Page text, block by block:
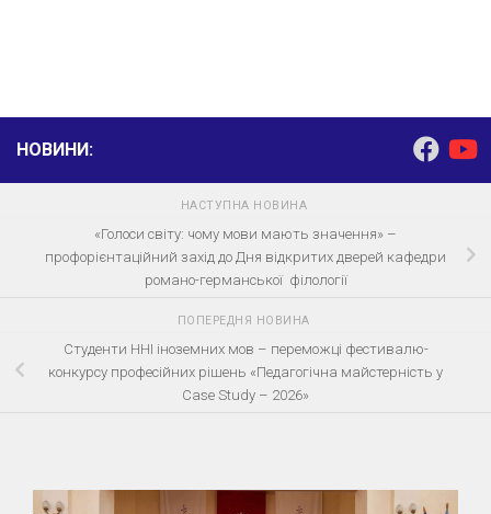
НОВИНИ:
НАСТУПНА НОВИНА
«Голоси світу: чому мови мають значення» –
профорієнтаційний захід до Дня відкритих дверей кафедри
романо-германської філології
ПОПЕРЕДНЯ НОВИНА
Студенти ННІ іноземних мов – переможці фестивалю-
конкурсу професійних рішень «Педагогічна майстерність у
Case Study – 2026»